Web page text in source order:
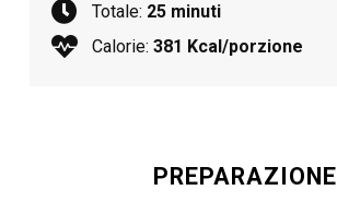
Totale: 25 minuti
Calorie:381 Kcal/porzione
PREPARAZIONE